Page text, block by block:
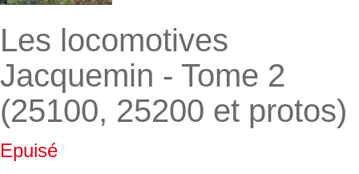
Les locomotives
Jacquemin - Tome 2
(25100, 25200 et protos)
Epuisé